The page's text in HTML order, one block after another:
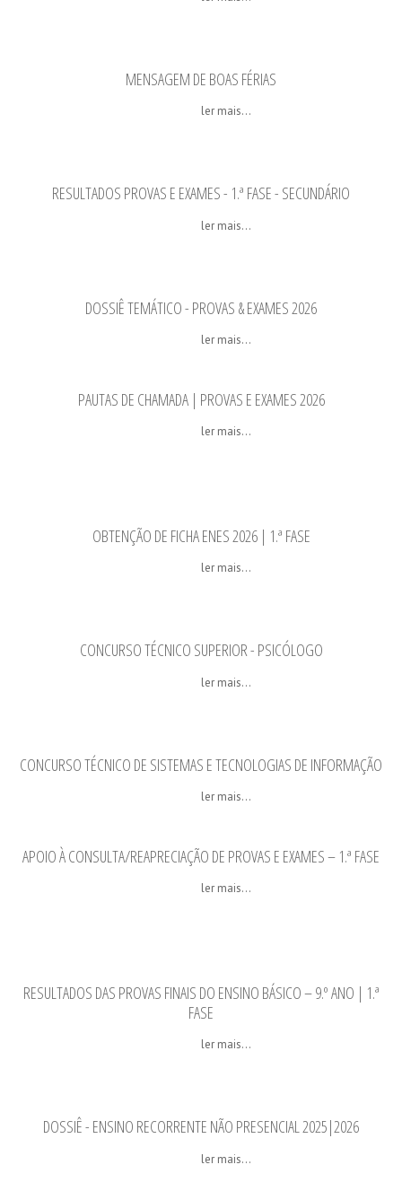
MENSAGEM DE BOAS FÉRIAS
ler mais...
RESULTADOS PROVAS E EXAMES - 1.ª FASE - SECUNDÁRIO
ler mais...
DOSSIÊ TEMÁTICO - PROVAS & EXAMES 2026
ler mais...
PAUTAS DE CHAMADA | PROVAS E EXAMES 2026
ler mais...
OBTENÇÃO DE FICHA ENES 2026 | 1.ª FASE
ler mais...
CONCURSO TÉCNICO SUPERIOR - PSICÓLOGO
ler mais...
CONCURSO TÉCNICO DE SISTEMAS E TECNOLOGIAS DE INFORMAÇÃO
ler mais...
APOIO À CONSULTA/REAPRECIAÇÃO DE PROVAS E EXAMES – 1.ª FASE
ler mais...
RESULTADOS DAS PROVAS FINAIS DO ENSINO BÁSICO – 9.º ANO | 1.ª
FASE
ler mais...
DOSSIÊ - ENSINO RECORRENTE NÃO PRESENCIAL 2025|2026
ler mais...